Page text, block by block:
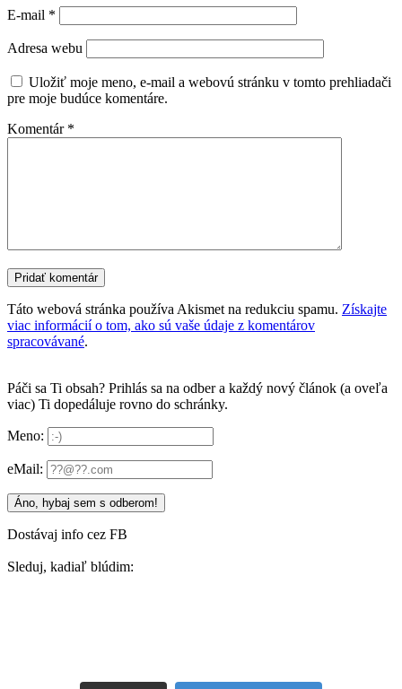
E-mail *
Adresa webu
Uložiť moje meno, e-mail a webovú stránku v tomto prehliadači
pre moje budúce komentáre.
Komentár *
Táto webová stránka používa Akismet na redukciu spamu. Získajte
viac informácií o tom, ako sú vaše údaje z komentárov
spracovávané.
Páči sa Ti obsah? Prihlás sa na odber a každý nový článok (a oveľa
viac) Ti dopedáluje rovno do schránky.
Meno:
eMail:
Dostávaj info cez FB
Sleduj, kadiaľ blúdim: